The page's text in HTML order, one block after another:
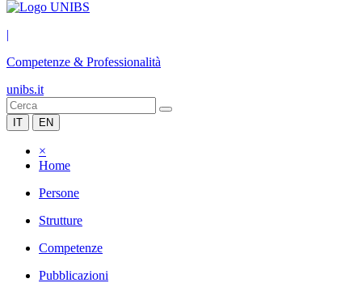
|
Competenze & Professionalità
unibs.it
IT EN
×
Home
Persone
Strutture
Competenze
Pubblicazioni